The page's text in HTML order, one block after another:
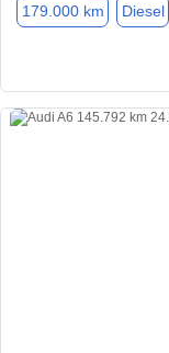
179.000 km Diesel